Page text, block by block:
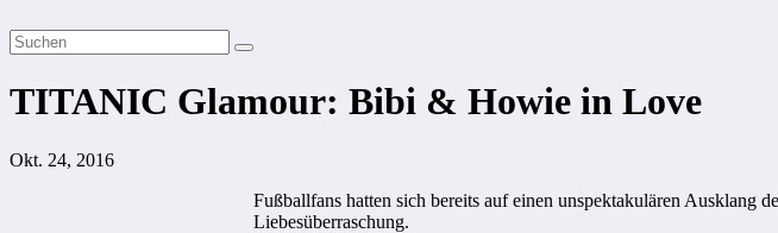
TITANIC Glamour: Bibi & Howie in Love
Okt. 24, 2016
Fußballfans hatten sich bereits auf einen unspektakulären Ausklang
Liebesüberraschung.